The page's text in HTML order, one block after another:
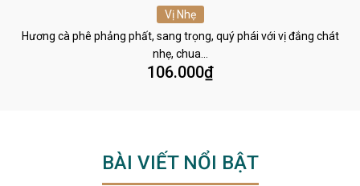
Vị Nhẹ
Hương cà phê phảng phất, sang trọng, quý phái với vị đắng chát
nhẹ, chua…
106.000₫
BÀI VIẾT NỔI BẬT